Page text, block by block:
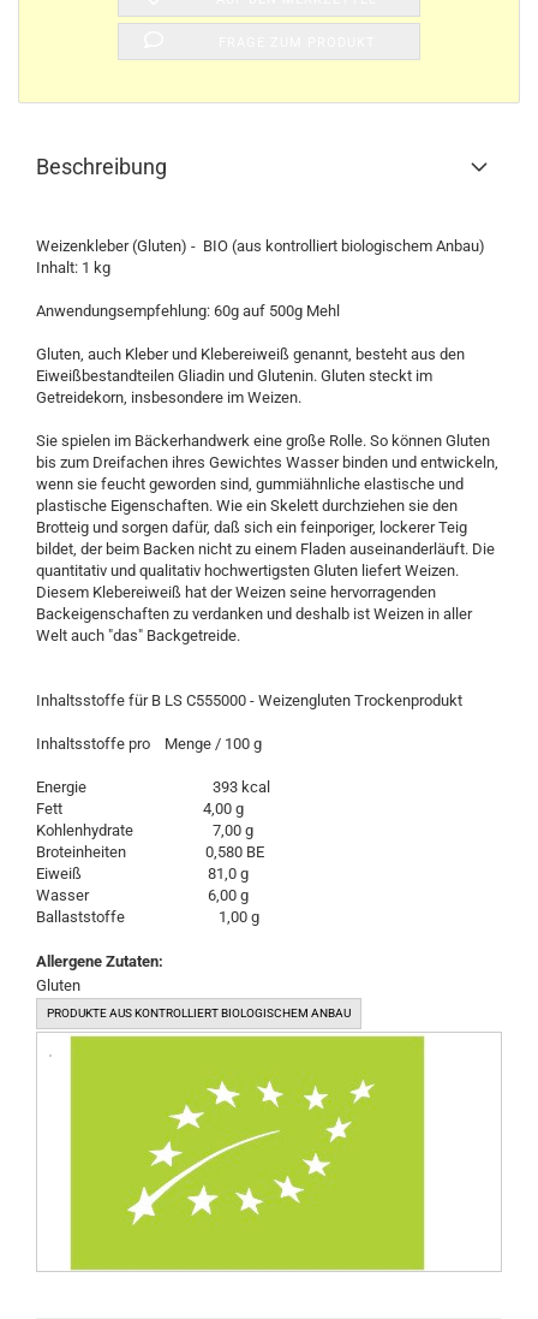
Beschreibung
Weizenkleber (Gluten) - BIO (aus kontrolliert biologischem Anbau)
Inhalt: 1 kg
Anwendungsempfehlung: 60g auf 500g Mehl
Gluten, auch Kleber und Klebereiweiß genannt, besteht aus den
Eiweißbestandteilen Gliadin und Glutenin. Gluten steckt im
Getreidekorn, insbesondere im Weizen.
Sie spielen im Bäckerhandwerk eine große Rolle. So können Gluten
bis zum Dreifachen ihres Gewichtes Wasser binden und entwickeln,
wenn sie feucht geworden sind, gummiähnliche elastische und
plastische Eigenschaften. Wie ein Skelett durchziehen sie den
Brotteig und sorgen dafür, daß sich ein feinporiger, lockerer Teig
bildet, der beim Backen nicht zu einem Fladen auseinanderläuft. Die
quantitativ und qualitativ hochwertigsten Gluten liefert Weizen.
Diesem Klebereiweiß hat der Weizen seine hervorragenden
Backeigenschaften zu verdanken und deshalb ist Weizen in aller
Welt auch "das" Backgetreide.
Inhaltsstoffe für B LS C555000 - Weizengluten Trockenprodukt
Inhaltsstoffe pro Menge / 100 g
Energie 393 kcal
Fett 4,00 g
Kohlenhydrate 7,00 g
Broteinheiten 0,580 BE
Eiweiß 81,0 g
Wasser 6,00 g
Ballaststoffe 1,00 g
Allergene Zutaten:
​Gluten
PRODUKTE AUS KONTROLLIERT BIOLOGISCHEM ANBAU